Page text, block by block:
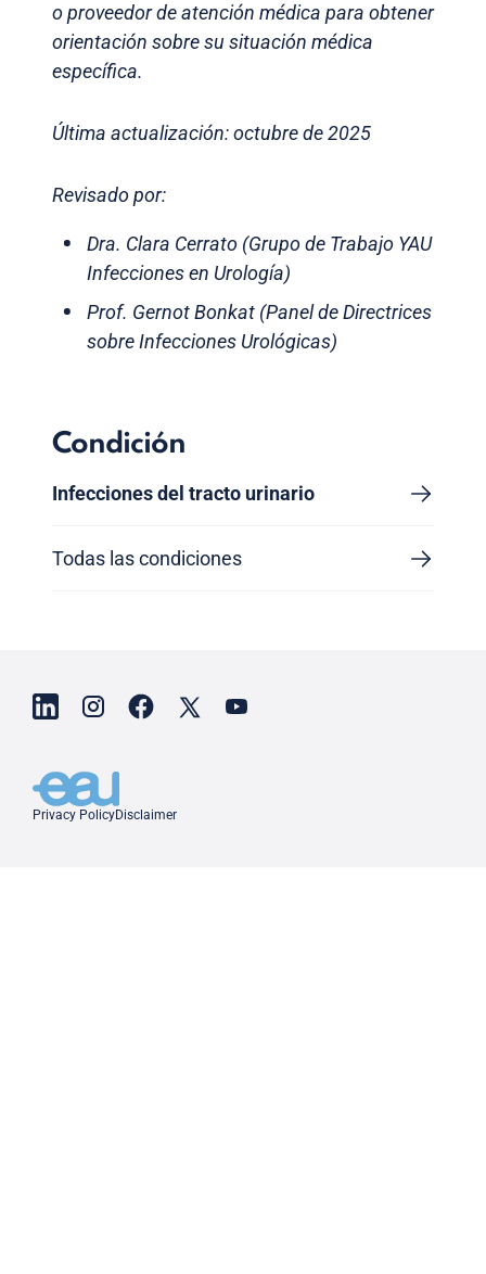
o proveedor de atención médica para obtener
orientación sobre su situación médica
específica.
Última actualización: octubre de 2025
Revisado por:
Dra. Clara Cerrato (Grupo de Trabajo YAU
Infecciones en Urología)
Prof. Gernot Bonkat (Panel de Directrices
sobre Infecciones Urológicas)
Condición
Infecciones del tracto urinario
Todas las condiciones
Privacy PolicyDisclaimer